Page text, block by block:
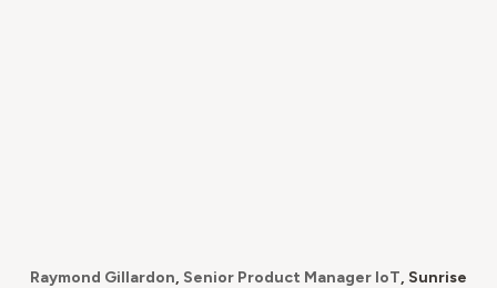
Raymond Gillardon, Senior Product Manager IoT, Sunrise